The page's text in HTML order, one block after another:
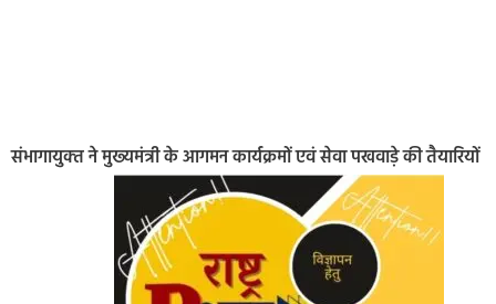
संभागायुक्‍त ने मुख्‍यमंत्री के आगमन कार्यक्रमों एवं सेवा पखवाड़े की तैयारियों